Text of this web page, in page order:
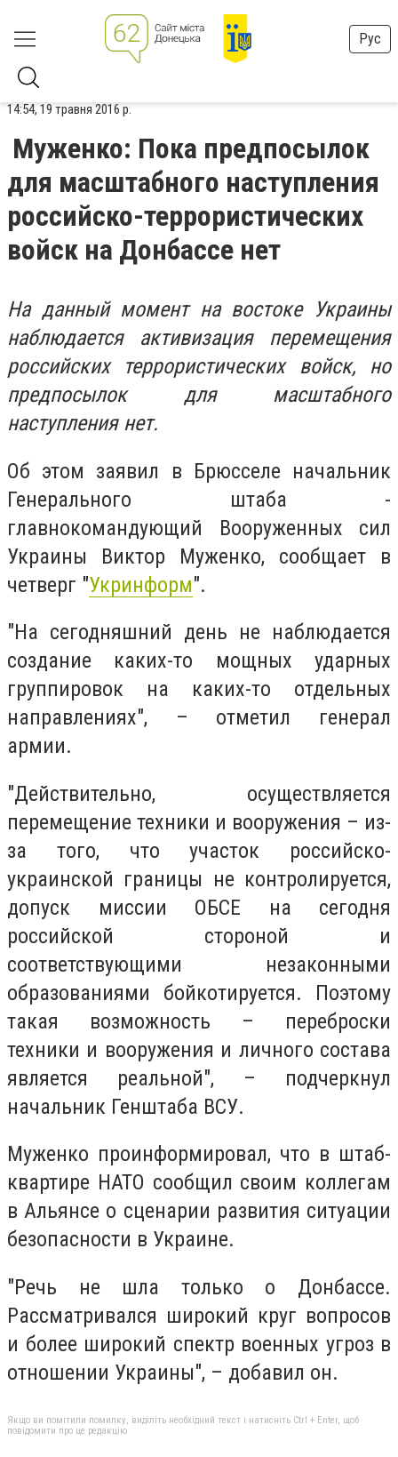
Рус
14:54, 19 травня 2016 р.
Муженко: Пока предпосылок
для масштабного наступления
российско-террористических
войск на Донбассе нет
На данный момент на востоке Украины
наблюдается активизация перемещения
российских террористических войск, но
предпосылок для масштабного
наступления нет.
Об этом заявил в Брюсселе начальник
Генерального штаба -
главнокомандующий Вооруженных сил
Украины Виктор Муженко, сообщает в
четверг "Укринформ".
"На сегодняшний день не наблюдается
создание каких-то мощных ударных
группировок на каких-то отдельных
направлениях", – отметил генерал
армии.
"Действительно, осуществляется
перемещение техники и вооружения – из-
за того, что участок российско-
украинской границы не контролируется,
допуск миссии ОБСЕ на сегодня
российской стороной и
соответствующими незаконными
образованиями бойкотируется. Поэтому
такая возможность – переброски
техники и вооружения и личного состава
является реальной", – подчеркнул
начальник Генштаба ВСУ.
Муженко проинформировал, что в штаб-
квартире НАТО сообщил своим коллегам
в Альянсе о сценарии развития ситуации
безопасности в Украине.
"Речь не шла только о Донбассе.
Рассматривался широкий круг вопросов
и более широкий спектр военных угроз в
отношении Украины", – добавил он.
Якщо ви помітили помилку, виділіть необхідний текст і натисніть Ctrl + Enter, щоб
повідомити про це редакцію